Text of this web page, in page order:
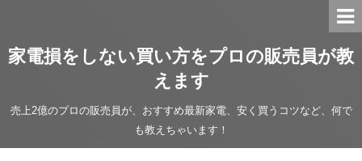
家電損をしない買い方をプロの販売員が教
えます
売上2億のプロの販売員が、おすすめ最新家電、安く買うコツなど、何で
も教えちゃいます！